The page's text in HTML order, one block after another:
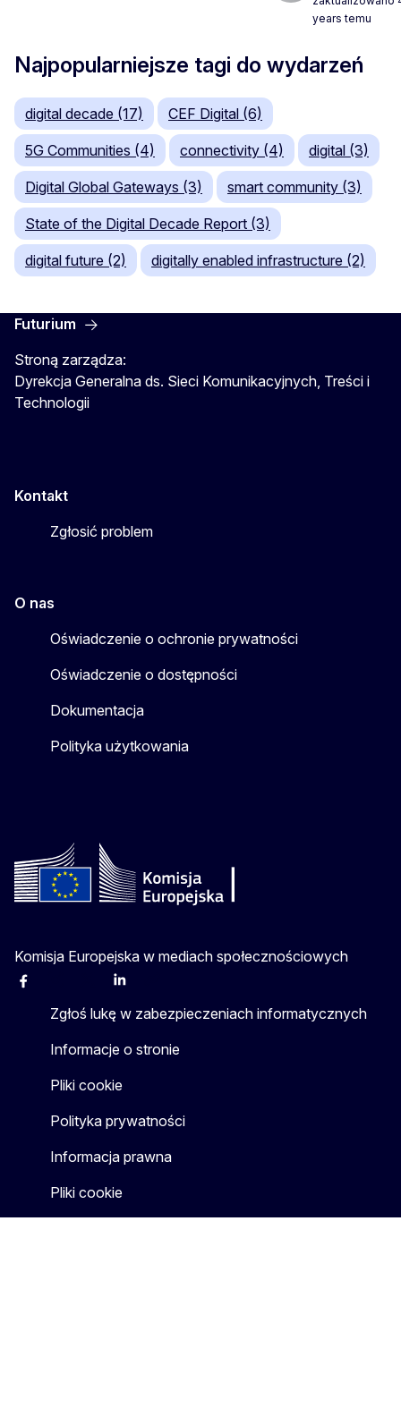
years temu
Najpopularniejsze tagi do wydarzeń
digital decade (17) CEF Digital (6)
5G Communities (4) connectivity (4) digital (3)
Digital Global Gateways (3) smart community (3)
State of the Digital Decade Report (3)
digital future (2) digitally enabled infrastructure (2)
Futurium
Stroną zarządza:
Dyrekcja Generalna ds. Sieci Komunikacyjnych, Treści i
Technologii
Kontakt
Zgłosić problem
O nas
Oświadczenie o ochronie prywatności
Oświadczenie o dostępności
Dokumentacja
Polityka użytkowania
Komisja Europejska w mediach społecznościowych
Facebook Linkedin
Zgłoś lukę w zabezpieczeniach informatycznych
Informacje o stronie
Pliki cookie
Polityka prywatności
Informacja prawna
Pliki cookie